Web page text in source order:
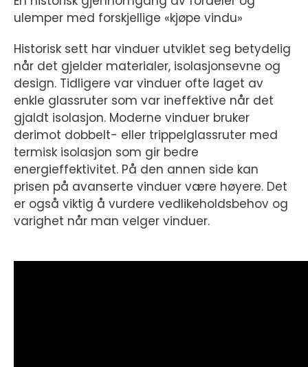
ulemper med forskjellige «kjøpe vindu»
Historisk sett har vinduer utviklet seg betydelig
når det gjelder materialer, isolasjonsevne og
design. Tidligere var vinduer ofte laget av
enkle glassruter som var ineffektive når det
gjaldt isolasjon. Moderne vinduer bruker
derimot dobbelt- eller trippelglassruter med
termisk isolasjon som gir bedre
energieffektivitet. På den annen side kan
prisen på avanserte vinduer være høyere. Det
er også viktig å vurdere vedlikeholdsbehov og
varighet når man velger vinduer.